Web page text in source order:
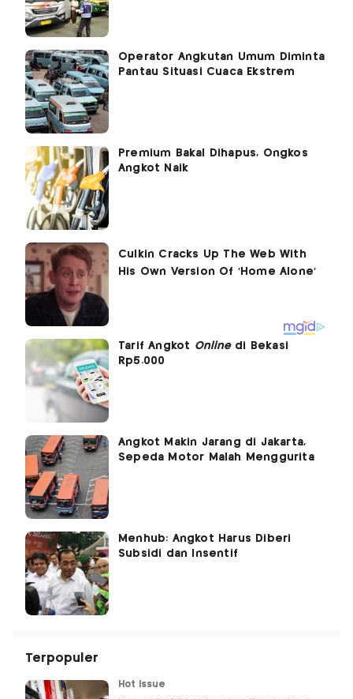
Operator Angkutan Umum Diminta
Pantau Situasi Cuaca Ekstrem
Premium Bakal Dihapus, Ongkos
Angkot Naik
Tarif Angkot Onlinedi Bekasi
Rp5.000
Angkot Makin Jarang di Jakarta,
Sepeda Motor Malah Menggurita
Menhub: Angkot Harus Diberi
Subsidi dan Insentif
Terpopuler
Hot Issue